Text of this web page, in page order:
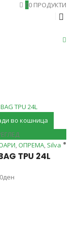
00 ПРОДУКТИ
во кошница
,ОПРЕМА, Silva
TPU 24L
ден